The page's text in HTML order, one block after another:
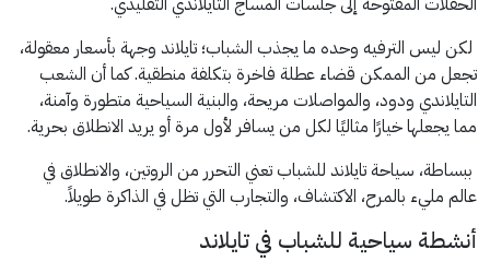
لكن ليس الترفيه وحده ما يجذب الشباب؛ تايلاند وجهة بأسعار معقولة،
تجعل من الممكن قضاء عطلة فاخرة بتكلفة منطقية. كما أن الشعب
التايلاندي ودود، والمواصلات مريحة، والبنية السياحية متطورة وآمنة،
مما يجعلها خيارًا مثاليًا لكل من يسافر لأول مرة أو يريد الانطلاق بحرية.
ببساطة، سياحة تايلاند للشباب تعني التحرر من الروتين، والانطلاق في
عالم مليء بالمرح، الاكتشاف، والتجارب التي تظل في الذاكرة طويلاً.
أنشطة سياحية للشباب في تايلاند